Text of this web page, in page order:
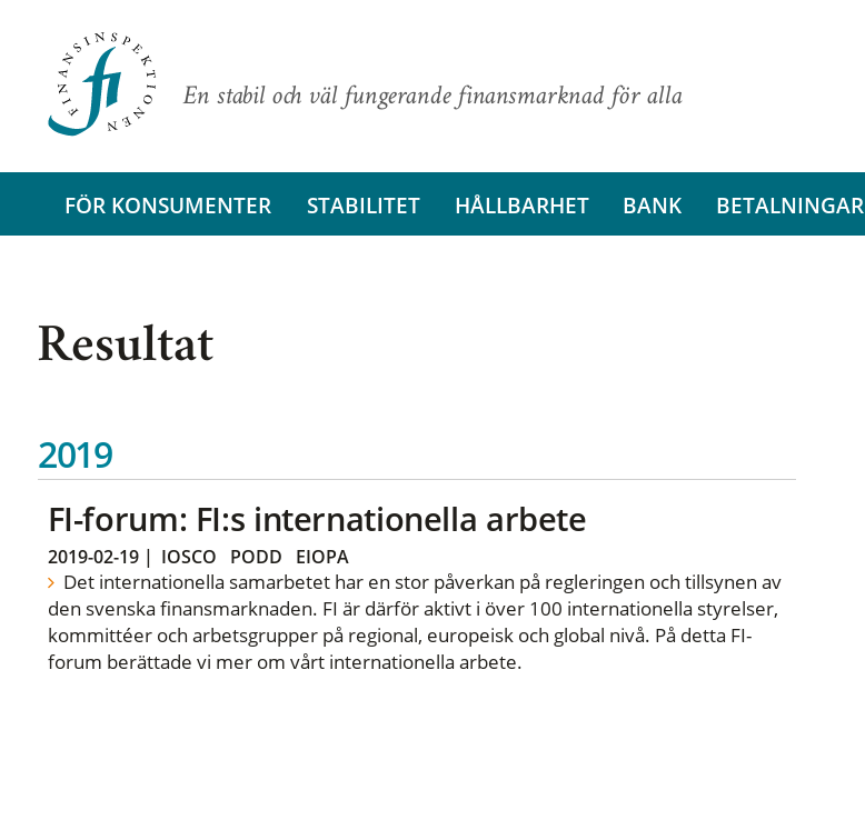
En stabil och väl fungerande finansmarknad för alla
FÖR KONSUMENTER STABILITET HÅLLBARHET BANK BETALNINGAR
Resultat
2019
FI-forum: FI:s internationella arbete
2019-02-19| IOSCO PODD EIOPA
Det internationella samarbetet har en stor påverkan på regleringen och tillsynen av
den svenska finansmarknaden. FI är därför aktivt i över 100 internationella styrelser,
kommittéer och arbetsgrupper på regional, europeisk och global nivå. På detta FI-
forum berättade vi mer om vårt internationella arbete.